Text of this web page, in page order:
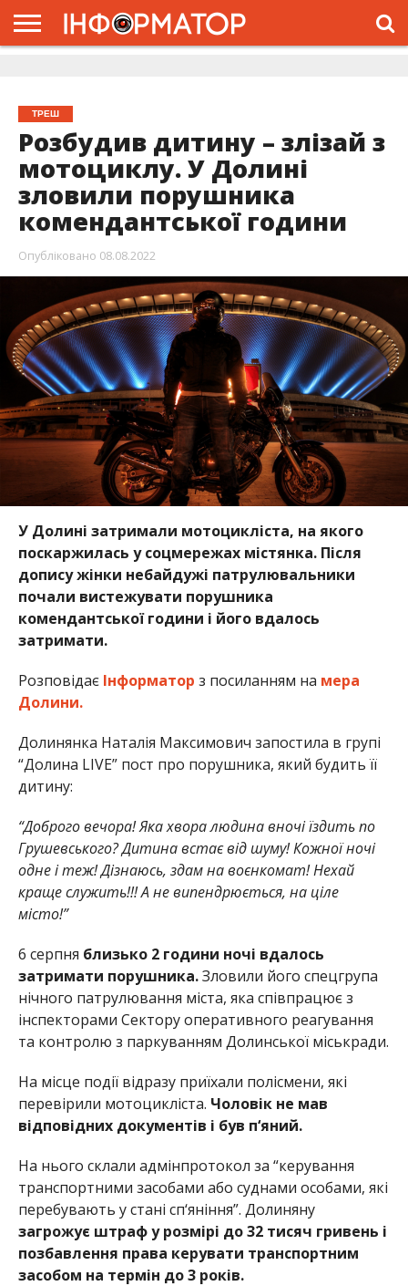
ТРЕШ
Розбудив дитину – злізай з
мотоциклу. У Долині
зловили порушника
комендантської години
Опубліковано 08.08.2022
У Долині затримали мотоцикліста, на якого
поскаржилась у соцмережах містянка. Після
допису жінки небайдужі патрулювальники
почали вистежувати порушника
комендантської години і його вдалось
затримати.
Розповідає Інформатор з посиланням на мера
Долини.
Долинянка Наталія Максимович запостила в групі
“Долина LIVE” пост про порушника, який будить її
дитину:
“Доброго вечора! Яка хвора людина вночі їздить по
Грушевського? Дитина встає від шуму! Кожної ночі
одне і теж! Дізнаюсь, здам на воєнкомат! Нехай
краще служить!!! А не випендрюється, на ціле
місто!”
6 серпня близько 2 години ночі вдалось
затримати порушника.Зловили його спецгрупа
нічного патрулювання міста, яка співпрацює з
інспекторами Сектору оперативного реагування
та контролю з паркуванням Долинської міськради.
На місце події відразу приїхали полісмени, які
перевірили мотоцикліста. Чоловік не мав
відповідних документів і був п‘яний.
На нього склали адмінпротокол за “керування
транспортними засобами або суднами особами, які
перебувають у стані сп‘яніння”. Долиняну
загрожує штраф у розмірі до 32 тисяч гривень і
позбавлення права керувати транспортним
засобом на термін до 3 років.